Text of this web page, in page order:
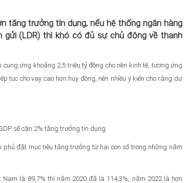
tăng trưởng tín dụng, nếu hệ thống ngân hàng
(LDR) thì khó có đủ sự chủ động về thanh
ứng khoảng 2,5 triệu tỷ đồng cho nền kinh tế, tương ứng
tục cho vay cao hơn huy động, nên nhiều ý kiến cho rằng dư
sẽ cần 2% tăng trưởng tín dụng.
phủ đặt mục tiêu tăng trưởng từ hai con số trong những năm
là 89,7% thì năm 2020 đã là 114,3%, năm 2022 là hơn